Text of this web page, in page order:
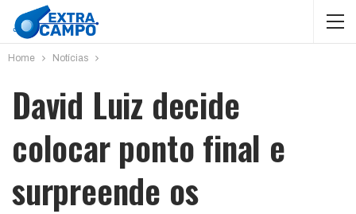
Home Notícias
David Luiz decide
colocar ponto final e
surpreende os